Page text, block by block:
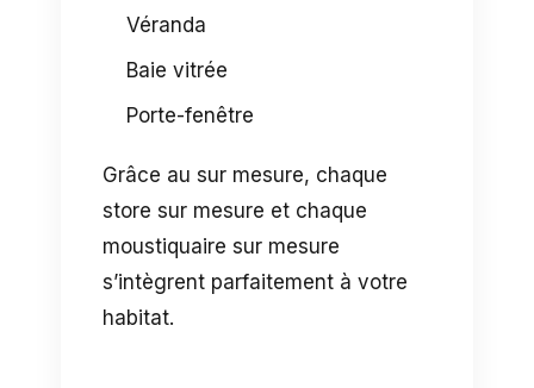
Véranda
Baie vitrée
Porte-fenêtre
Grâce au sur mesure, chaque
store sur mesure et chaque
moustiquaire sur mesure
s’intègrent parfaitement à votre
habitat.